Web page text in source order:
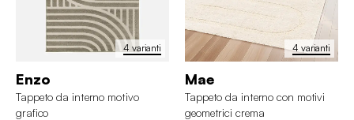
4 varianti
Enzo
Tappeto da interno motivo
grafico
4 varianti
Mae
Tappeto da interno con motivi
geometrici crema